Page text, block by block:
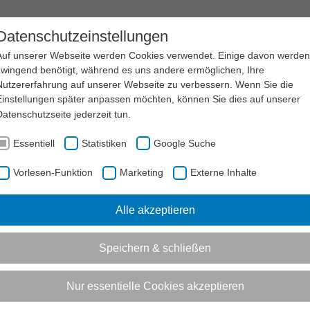
SERVICE LSB NRW
Inklusives Ehrenamt“ möchten wir Vorbilder wertschätzen,
Vorlesen-Funktion aktivieren
Best-Practice "Inklusives Ehrenamt" -
Jetzt mitmachen!
unserer Webseite werden Cookies verwendet. Einige davon werden
benötigt, während es uns andere ermöglichen, Ihre
auf unserer Webseite zu verbessern. Wenn Sie die
später anpassen möchten, können Sie dies auf unserer
jederzeit tun.
Essentiell Statistiken Google Suche
Vorlesen-Funktion Marketing Externe Inhalte
Alle akzeptieren
Speichern & schließen
Nur essentielle Cookies akzeptieren